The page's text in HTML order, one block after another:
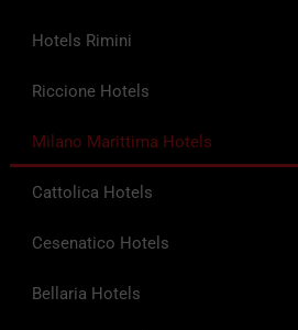
Hotels Rimini
Riccione Hotels
Milano Marittima Hotels
Cattolica Hotels
Cesenatico Hotels
Bellaria Hotels